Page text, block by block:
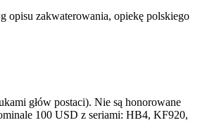
opisu zakwaterowania, opiekę polskiego
głów postaci). Nie są honorowane
100 USD z seriami: HB4, KF920,